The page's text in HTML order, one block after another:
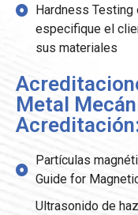
Hardness
especifique el
sus materiales
Metal
Partículas
Guide for
Ultrasonido de